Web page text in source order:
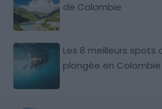
de Colombie
Les 8 meilleurs spots
plongée en Colombie